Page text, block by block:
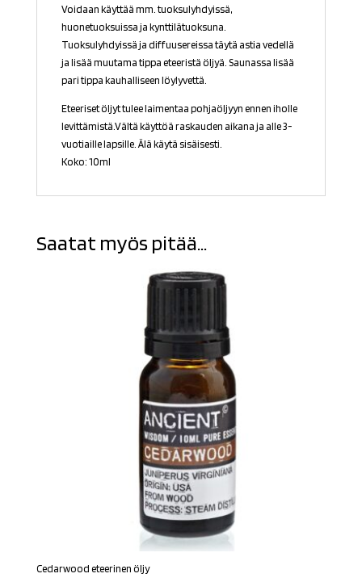
Voidaan käyttää mm. tuoksulyhdyissä,
huonetuoksuissa ja kynttilätuoksuna.
Tuoksulyhdyissä ja diffuusereissa täytä astia vedellä
ja lisää muutama tippa eteeristä öljyä. Saunassa lisää
pari tippa kauhalliseen löylyvettä.
Eteeriset öljyt tulee laimentaa pohjaöljyyn ennen iholle
levittämistä.Vältä käyttöä raskauden aikana ja alle 3-
vuotiaille lapsille. Älä käytä sisäisesti.
Koko: 10ml
Saatat myös pitää...
Cedarwood eteerinen öljy